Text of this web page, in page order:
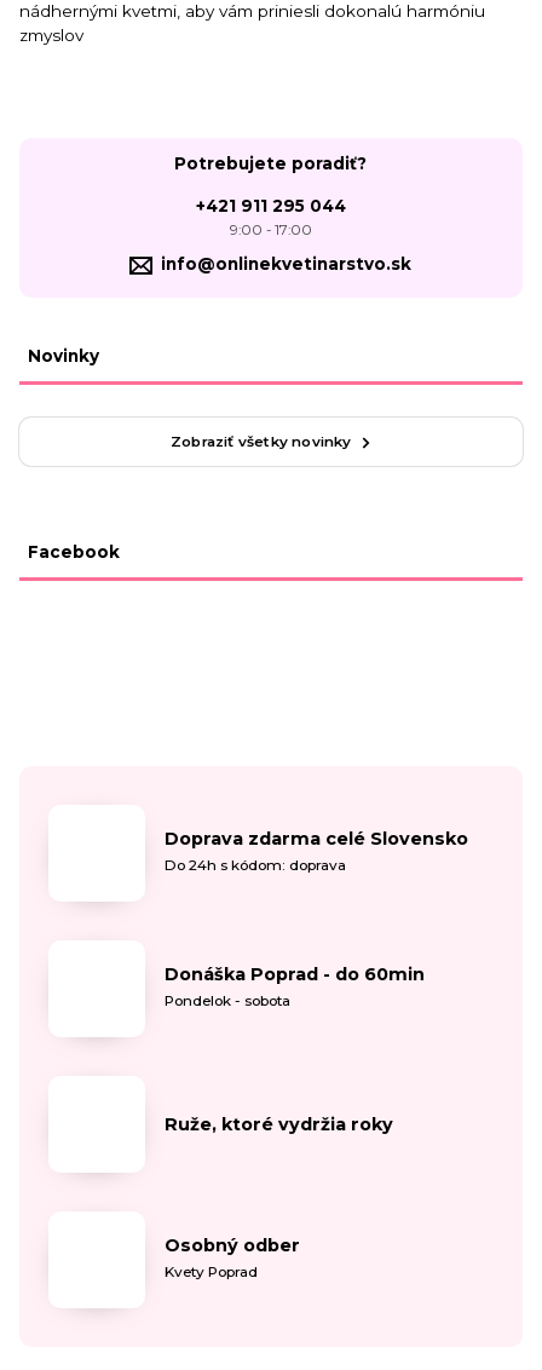
nádhernými kvetmi, aby vám priniesli dokonalú harmóniu
zmyslov
Potrebujete poradiť?
+421 911 295 044
9:00 - 17:00
info@onlinekvetinarstvo.sk
Novinky
Zobraziť všetky novinky
Facebook
Doprava zdarma celé Slovensko
Do 24h s kódom: doprava
Donáška Poprad - do 60min
Pondelok - sobota
Ruže, ktoré vydržia roky
Osobný odber
Kvety Poprad